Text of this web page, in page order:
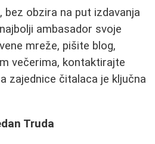
obzira na put izdavanja
ambasador svoje
mreže, pišite blog,
večerima, kontaktirajte
zajednice čitalaca je ključna
Truda